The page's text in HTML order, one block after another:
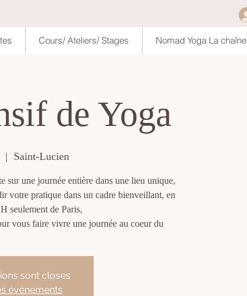
Cours/ Ateliers/ Stages Nomad Yoga La chaîne
de Yoga
  |
Saint-Lucien
sur une journée entière dans une lieu unique,
votre pratique dans un cadre bienveillant, en
seulement de Paris,
vous faire vivre une journée au coeur du
sont closes
événements